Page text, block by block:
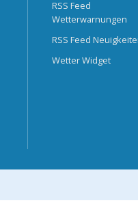
RSS Feed
Wetterwarnungen
RSS Feed
Wetter Widget